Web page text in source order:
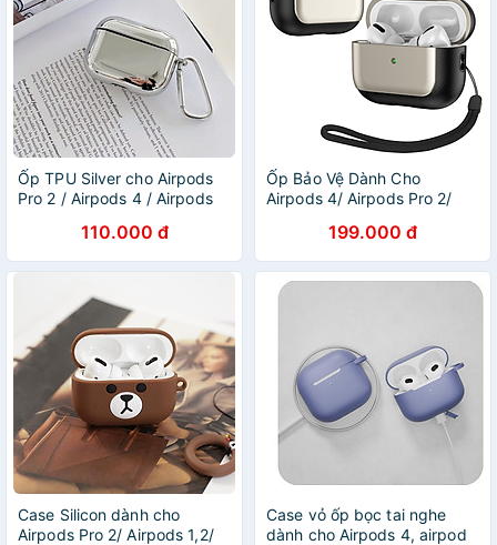
Ốp TPU Silver cho Airpods
Pro 2 / Airpods 4 / Airpods
110.000 đ
Ốp Bảo Vệ Dành Cho
Airpods 4/ Airpods Pro 2/
Kai.N Chrome, Kèm Dây Đeo
- Hàng Chính Hãng
199.000 đ
Case Silicon dành cho
Airpods Pro 2/ Airpods 1,2/
Case vỏ ốp bọc tai nghe
dành cho Airpods 4, airpod